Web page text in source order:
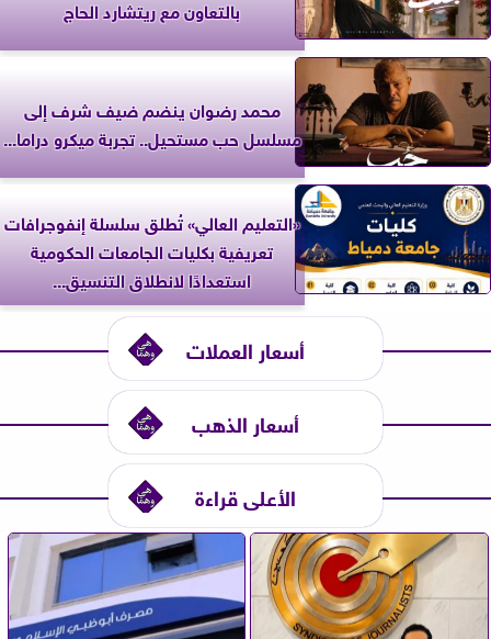
بالتعاون مع ريتشارد الحاج
محمد رضوان ينضم ضيف شرف إلى
مسلسل حب مستحيل.. تجربة ميكرو دراما...
«التعليم العالي» تُطلق سلسلة إنفوجرافات
تعريفية بكليات الجامعات الحكومية
استعدادًا لانطلاق التنسيق...
أسعار العملات
أسعار الذهب
الأعلى قراءة